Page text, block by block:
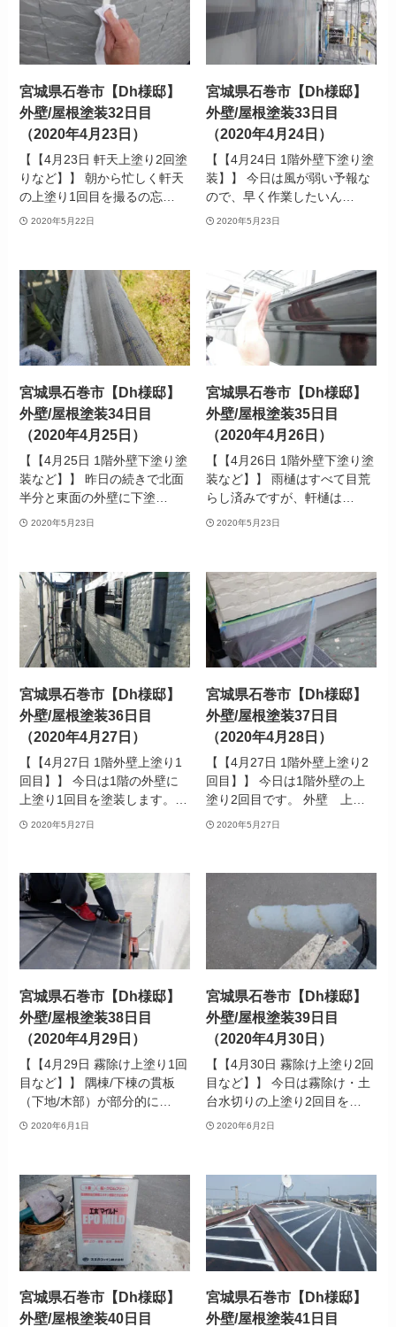
宮城県石巻市【Dh様邸】
外壁/屋根塗装32日目
（2020年4月23日）
【【4月23日 軒天上塗り2回塗
りなど】】 朝から忙しく軒天
の上塗り1回目を撮るの忘…
2020年5月22日
宮城県石巻市【Dh様邸】
外壁/屋根塗装33日目
（2020年4月24日）
【【4月24日 1階外壁下塗り塗
装】】 今日は風が弱い予報な
ので、早く作業したいん…
2020年5月23日
宮城県石巻市【Dh様邸】
外壁/屋根塗装34日目
（2020年4月25日）
【【4月25日 1階外壁下塗り塗
装など】】 昨日の続きで北面
半分と東面の外壁に下塗…
2020年5月23日
宮城県石巻市【Dh様邸】
外壁/屋根塗装35日目
（2020年4月26日）
【【4月26日 1階外壁下塗り塗
装など】】 雨樋はすべて目荒
らし済みですが、軒樋は…
2020年5月23日
宮城県石巻市【Dh様邸】
外壁/屋根塗装36日目
（2020年4月27日）
【【4月27日 1階外壁上塗り1
回目】】 今日は1階の外壁に
上塗り1回目を塗装します。…
2020年5月27日
宮城県石巻市【Dh様邸】
外壁/屋根塗装37日目
（2020年4月28日）
【【4月27日 1階外壁上塗り2
回目】】 今日は1階外壁の上
塗り2回目です。 外壁 上…
2020年5月27日
宮城県石巻市【Dh様邸】
外壁/屋根塗装38日目
（2020年4月29日）
【【4月29日 霧除け上塗り1回
目など】】 隅棟/下棟の貫板
（下地/木部）が部分的に…
2020年6月1日
宮城県石巻市【Dh様邸】
外壁/屋根塗装39日目
（2020年4月30日）
【【4月30日 霧除け上塗り2回
目など】】 今日は霧除け・土
台水切りの上塗り2回目を…
2020年6月2日
宮城県石巻市【Dh様邸】
外壁/屋根塗装40日目
宮城県石巻市【Dh様邸】
外壁/屋根塗装41日目